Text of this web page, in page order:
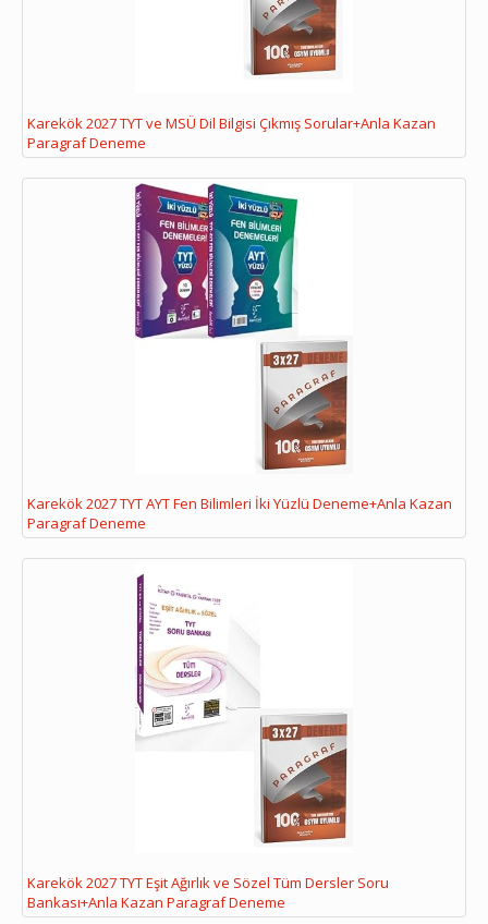
Karekök 2027 TYT ve MSÜ Dil Bilgisi Çıkmış Sorular+Anla Kazan
Paragraf Deneme
Karekök 2027 TYT AYT Fen Bilimleri İki Yüzlü Deneme+Anla Kazan
Paragraf Deneme
Karekök 2027 TYT Eşit Ağırlık ve Sözel Tüm Dersler Soru
Bankası+Anla Kazan Paragraf Deneme